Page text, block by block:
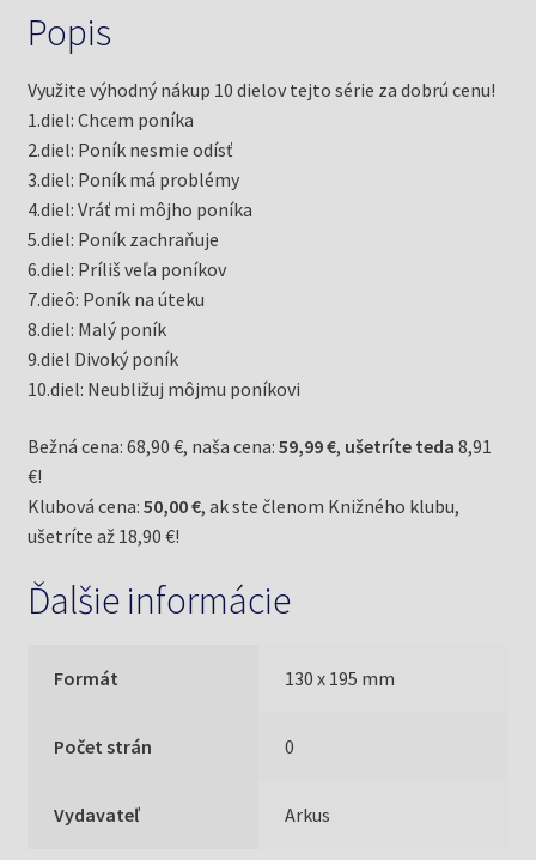
Popis
Využite výhodný nákup 10 dielov tejto série za dobrú cenu!
1.diel: Chcem poníka
2.diel: Poník nesmie odísť
3.diel: Poník má problémy
4.diel: Vráť mi môjho poníka
5.diel: Poník zachraňuje
6.diel: Príliš veľa poníkov
7.dieô: Poník na úteku
8.diel: Malý poník
9.diel Divoký poník
10.diel: Neubližuj môjmu poníkovi
Bežná cena: 68,90 €, naša cena: 59,99 €, ušetríte teda 8,91
€!
Klubová cena: 50,00 €, ak ste členom Knižného klubu,
ušetríte až 18,90 €!
Ďalšie informácie
Formát 130 x 195 mm
Počet strán 0
Vydavateľ Arkus